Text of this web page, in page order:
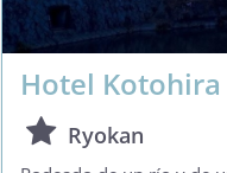
Hotel Kotohira
Ryokan